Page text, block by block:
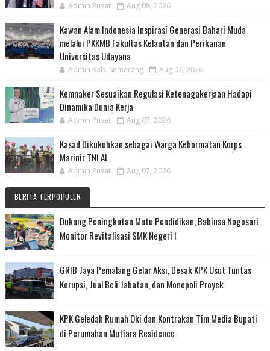
Admin Pusat Aug 08, 2026
Kawan Alam Indonesia Inspirasi Generasi Bahari Muda
melalui PKKMB Fakultas Kelautan dan Perikanan
Universitas Udayana
Admin Kab. Semarang Aug 07, 2026
Kemnaker Sesuaikan Regulasi Ketenagakerjaan Hadapi
Dinamika Dunia Kerja
Admin Pusat Aug 07, 2026
Kasad Dikukuhkan sebagai Warga Kehormatan Korps
Marinir TNI AL
Admin Pusat Aug 07, 2026
BERITA TERPOPULER
Dukung Peningkatan Mutu Pendidikan, Babinsa Nogosari
Monitor Revitalisasi SMK Negeri I
GRIB Jaya Pemalang Gelar Aksi, Desak KPK Usut Tuntas
Korupsi, Jual Beli Jabatan, dan Monopoli Proyek
KPK Geledah Rumah Oki dan Kontrakan Tim Media Bupati
di Perumahan Mutiara Residence